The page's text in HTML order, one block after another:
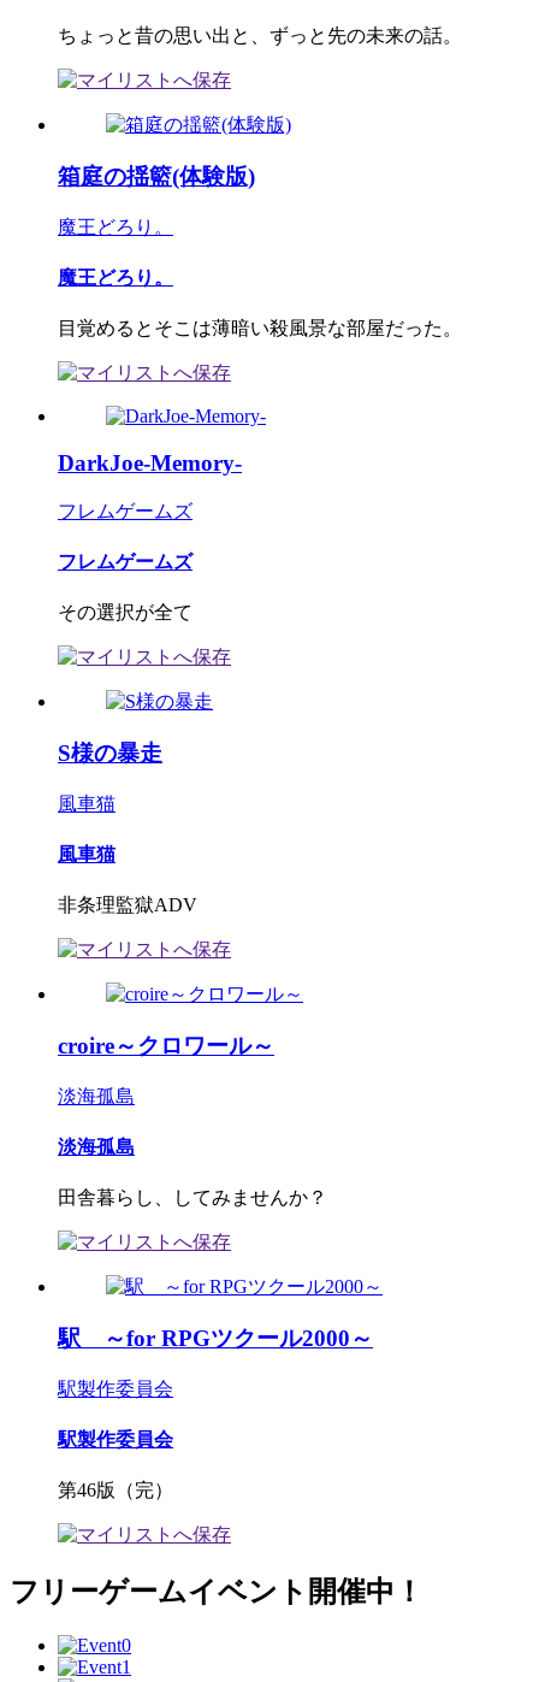
ちょっと昔の思い出と、ずっと先の未来の話。
箱庭の揺籃(体験版)
魔王どろり。
魔王どろり。
目覚めるとそこは薄暗い殺風景な部屋だった。
DarkJoe-Memory-
フレムゲームズ
フレムゲームズ
その選択が全て
S様の暴走
風車猫
風車猫
非条理監獄ADV
croire～クロワール～
淡海孤島
淡海孤島
田舎暮らし、してみませんか？
駅 ～for RPGツクール2000～
駅製作委員会
駅製作委員会
第46版（完）
フリーゲームイベント開催中！